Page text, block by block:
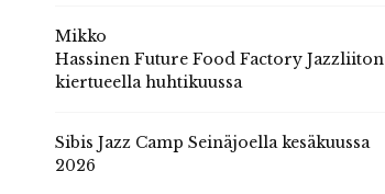
Mikko
Hassinen Future Food Factory Jazzliiton
kiertueella huhtikuussa
Sibis Jazz Camp Seinäjoella kesäkuussa
2026